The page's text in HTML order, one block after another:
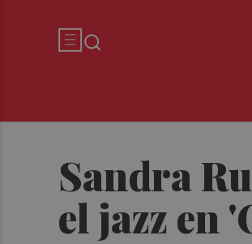
Sandra
el jazz en